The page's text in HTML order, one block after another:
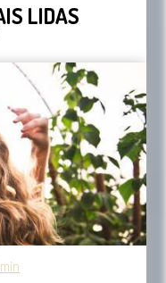
completas sobre
aqui.
nossasredes
incríveis sobre
produtos
ainda mais
LIDAS